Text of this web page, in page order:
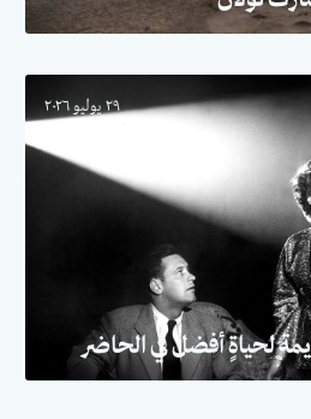
٢٩ يوليو ٢٠٢٦
لحياةٍ أفضل في الحاضر